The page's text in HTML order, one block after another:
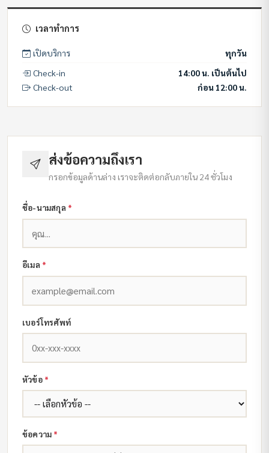
เวลาทำการ
เปิดบริการ
ทุกวัน
Check-in
14:00 น. เป็นต้นไป
Check-out
ก่อน 12:00 น.
ส่งข้อความถึงเรา
กรอกข้อมูลด้านล่าง เราจะติดต่อกลับภายใน 24 ชั่วโมง
ชื่อ-นามสกุล *
อีเมล *
เบอร์โทรศัพท์
หัวข้อ *
ข้อความ *